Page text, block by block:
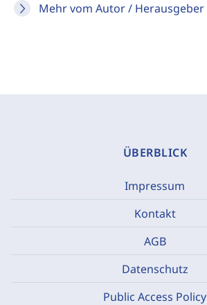
Mehr vom Autor / Herausgeber
ÜBERBLICK
Impressum
Kontakt
AGB
Datenschutz
Public Access Policy